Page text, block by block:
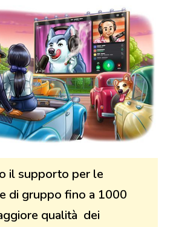
il supporto per le
di gruppo fino a 1000
qualità dei